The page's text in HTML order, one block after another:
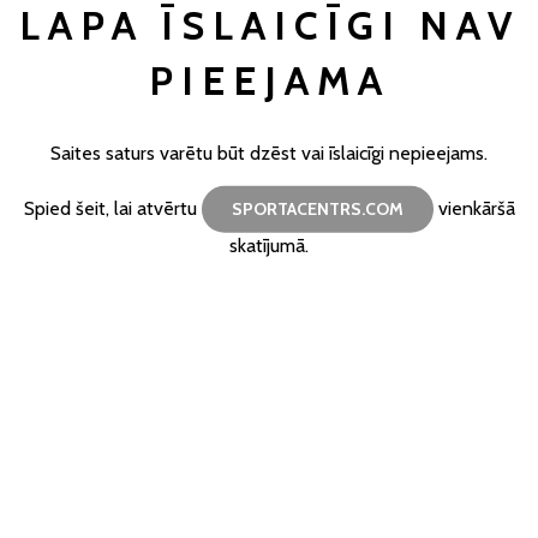
LAPA ĪSLAICĪGI NAV
PIEEJAMA
Saites saturs varētu būt dzēst vai īslaicīgi nepieejams.
Spied šeit, lai atvērtu SPORTACENTRS.COM
vienkāršā
skatījumā.